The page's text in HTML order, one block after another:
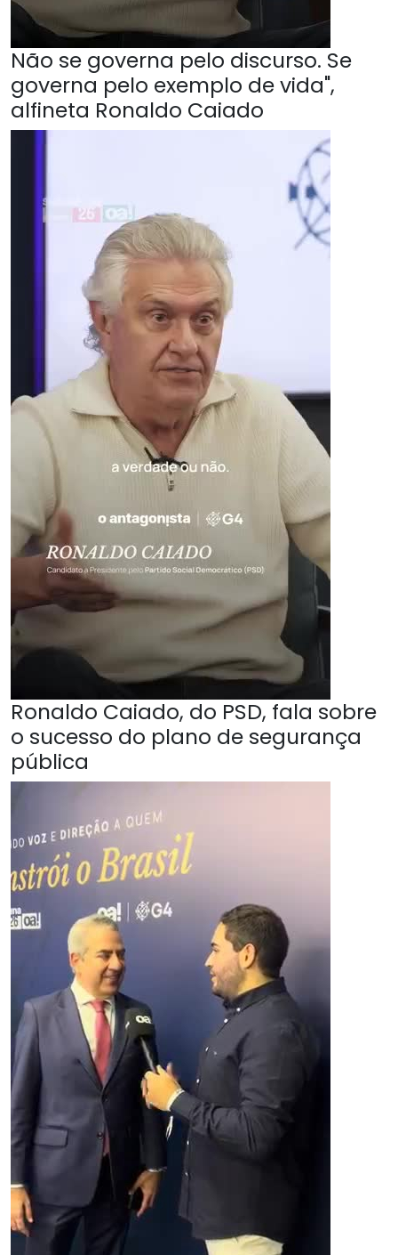
Não se governa pelo discurso. Se
governa pelo exemplo de vida",
alfineta Ronaldo Caiado
Ronaldo Caiado, do PSD, fala sobre
o sucesso do plano de segurança
pública